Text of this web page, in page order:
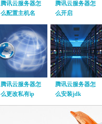
腾讯云服务器怎
么配置主机名
腾讯云服务器怎
么开启
腾讯云服务器怎
么更改私有ip
腾讯云服务器怎
么安装jdk